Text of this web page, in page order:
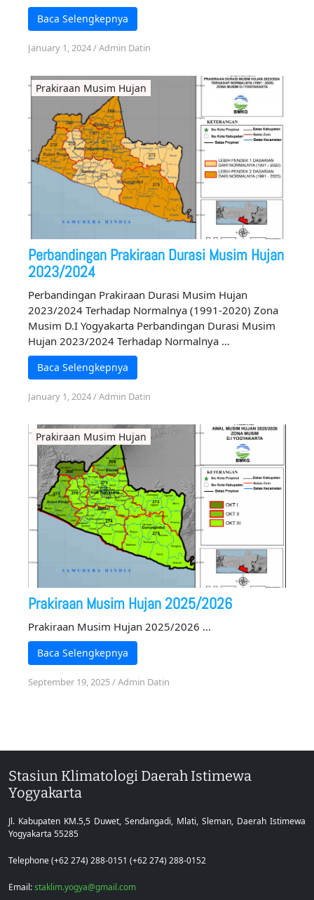
Baca Selengkepnya
January 1, 2024/Admin Datin
Prakiraan Musim Hujan
Perbandingan Prakiraan Durasi Musim Hujan
2023/2024
Perbandingan Prakiraan Durasi Musim Hujan
2023/2024 Terhadap Normalnya (1991-2020) Zona
Musim D.I Yogyakarta Perbandingan Durasi Musim
Hujan 2023/2024 Terhadap Normalnya …
Baca Selengkepnya
January 1, 2024/Admin Datin
Prakiraan Musim Hujan
Prakiraan Musim Hujan 2025/2026
Prakiraan Musim Hujan 2025/2026 …
Baca Selengkepnya
September 19, 2025/Admin Datin
Stasiun Klimatologi Daerah Istimewa
Yogyakarta
Jl. Kabupaten KM.5,5 Duwet, Sendangadi, Mlati, Sleman, Daerah Istimewa
Yogyakarta 55285
Telephone (+62 274) 288-0151 (+62 274) 288-0152
Email:staklim.yogya@gmail.com